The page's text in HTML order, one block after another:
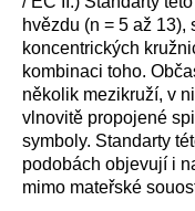
hvězdu (n = 5 až
koncentrických
kombinaci toho.
několik mezikruží, v
vlnovitě propojené
symboly. Standarty
podobách objevují i
mimo mateřské